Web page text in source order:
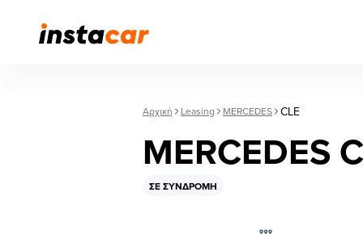
Αρχική Leasing MERCEDES CLE
MERCEDES
ΣΕ ΣΥΝΔΡΟΜΉ